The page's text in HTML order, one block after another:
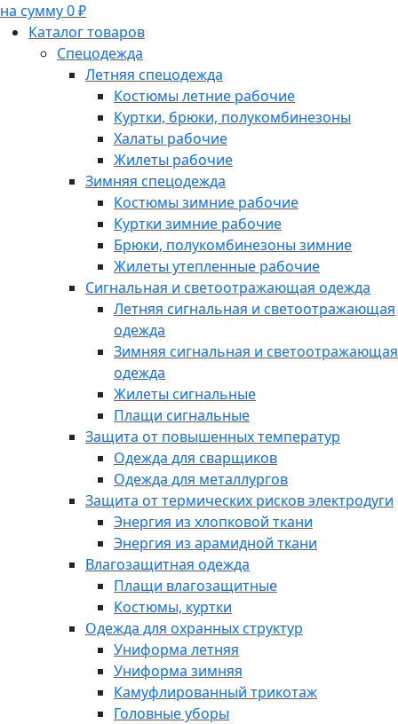
на сумму 0 ₽
Каталог товаров
Спецодежда
Летняя спецодежда
Костюмы летние рабочие
Куртки, брюки, полукомбинезоны
Халаты рабочие
Жилеты рабочие
Зимняя спецодежда
Костюмы зимние рабочие
Куртки зимние рабочие
Брюки, полукомбинезоны зимние
Жилеты утепленные рабочие
Сигнальная и светоотражающая одежда
Летняя сигнальная и светоотражающая
одежда
Зимняя сигнальная и светоотражающая
одежда
Жилеты сигнальные
Плащи сигнальные
Защита от повышенных температур
Одежда для сварщиков
Одежда для металлургов
Защита от термических рисков электродуги
Энергия из хлопковой ткани
Энергия из арамидной ткани
Влагозащитная одежда
Плащи влагозащитные
Костюмы, куртки
Одежда для охранных структур
Униформа летняя
Униформа зимняя
Камуфлированный трикотаж
Головные уборы